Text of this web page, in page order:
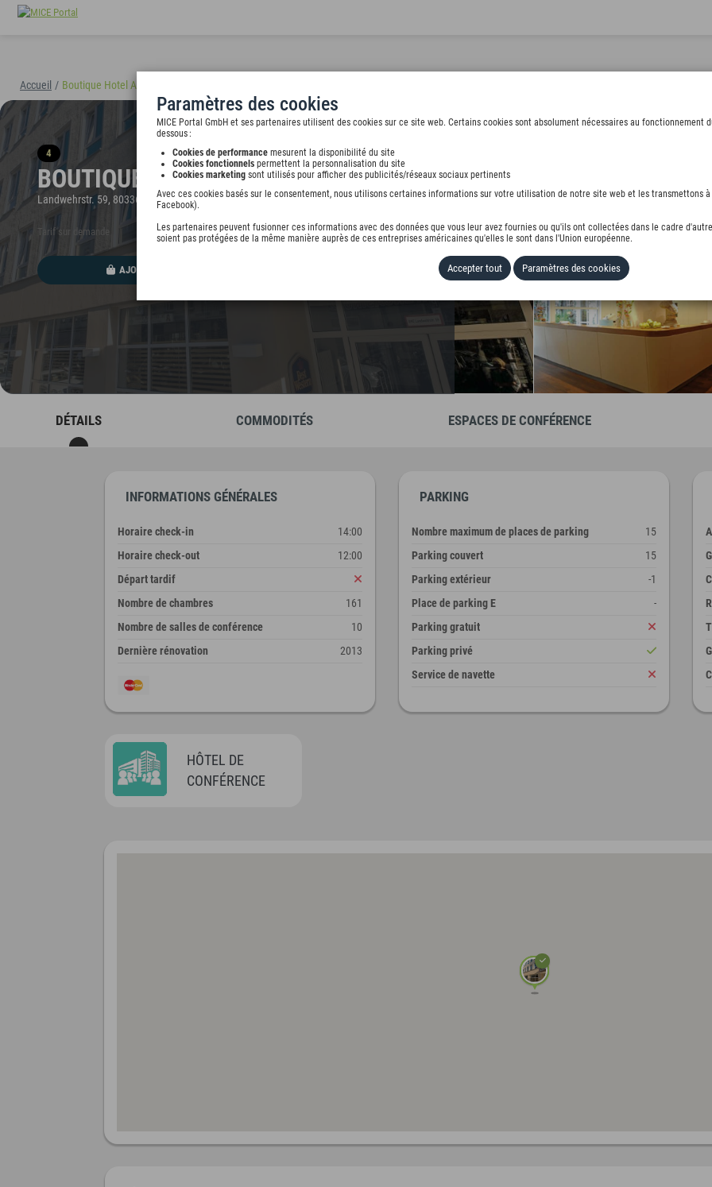
Paramètres des cookies
MICE Portal GmbH et ses partenaires utilisent des cookies sur ce site web. Certains cookies sont absolument nécessaires au fonctionnement
dessous :
Cookies de performance mesurent la disponibilité du site
Cookies fonctionnels permettent la personnalisation du site
Cookies marketing sont utilisés pour afficher des publicités/réseaux sociaux pertinents
Avec ces cookies basés sur le consentement, nous utilisons certaines informations sur votre utilisation de notre site web et les transmettons
Facebook).
Les partenaires peuvent fusionner ces informations avec des données que vous leur avez fournies ou qu'ils ont collectées dans le cadre
soient pas protégées de la même manière auprès de ces entreprises américaines qu'elles le sont dans l'Union européenne.
Accepter tout Paramètres des cookies
Accueil / Boutique Hotel Atrium München
4
BOUTIQUE HOTEL ATRIUM MÜNCHEN
Landwehrstr. 59, 80336 München, undefined
Tarif sur demande
AJOUTER AU PORTEFEUILLE
DÉTAILS COMMODITÉS ESPACES DE CONFÉRENCE
INFORMATIONS GÉNÉRALES
Horaire check-in
14:00
Horaire check-out
12:00
Départ tardif
Nombre de chambres
161
Nombre de salles de conférence
10
Dernière rénovation
2013
PARKING
Nombre maximum de places de parking
15
Parking couvert
15
Parking extérieur
-1
Place de parking E
-
Parking gratuit
Parking privé
Service de navette
HÔTEL DE
CONFÉRENCE